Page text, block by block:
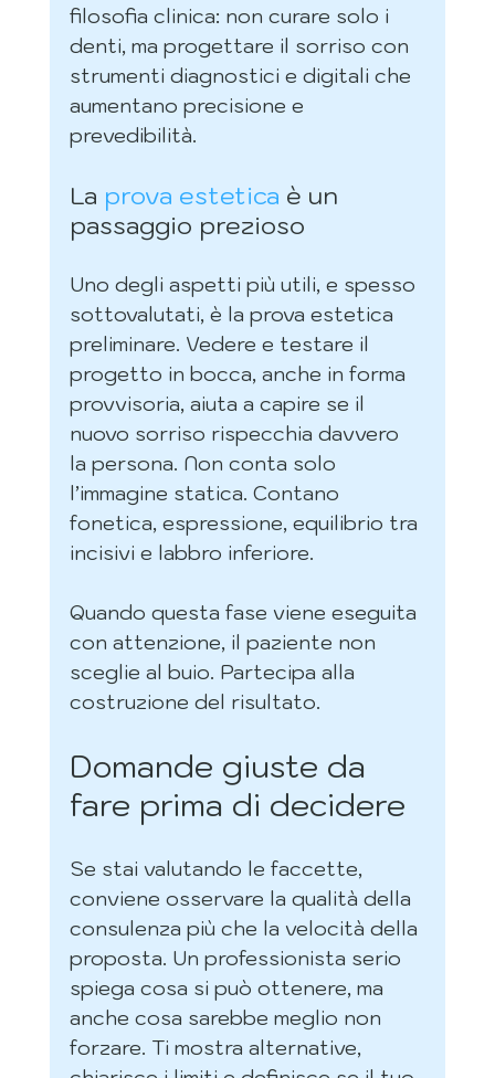
filosofia clinica: non curare solo i
denti, ma progettare il sorriso con
strumenti diagnostici e digitali che
aumentano precisione e
prevedibilità.
La prova estetica è un
passaggio prezioso
Uno degli aspetti più utili, e spesso
sottovalutati, è la prova estetica
preliminare. Vedere e testare il
progetto in bocca, anche in forma
provvisoria, aiuta a capire se il
nuovo sorriso rispecchia davvero
la persona. Non conta solo
l’immagine statica. Contano
fonetica, espressione, equilibrio tra
incisivi e labbro inferiore.
Quando questa fase viene eseguita
con attenzione, il paziente non
sceglie al buio. Partecipa alla
costruzione del risultato.
Domande giuste da
fare prima di decidere
Se stai valutando le faccette,
conviene osservare la qualità della
consulenza più che la velocità della
proposta. Un professionista serio
spiega cosa si può ottenere, ma
anche cosa sarebbe meglio non
forzare. Ti mostra alternative,